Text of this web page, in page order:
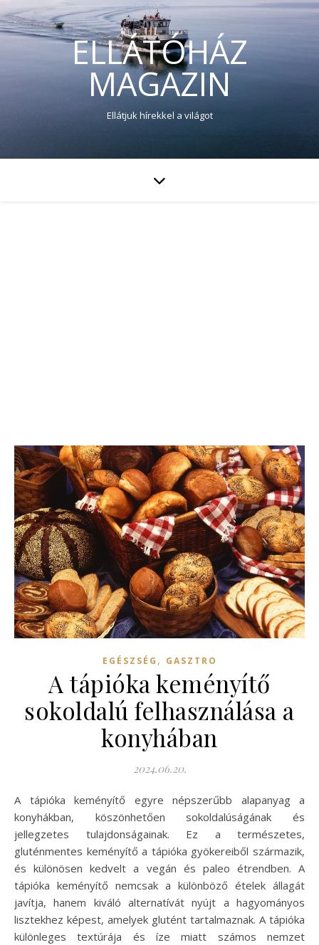
ELLÁTÓHÁZ
MAGAZIN
Ellátjuk hírekkel a világot
EGÉSZSÉG , GASZTRO
A tápióka keményítő
sokoldalú felhasználása a
konyhában
2024.06.20.
A tápióka keményítő egyre népszerűbb alapanyag a
konyhákban, köszönhetően sokoldalúságának és
jellegzetes tulajdonságainak. Ez a természetes,
gluténmentes keményítő a tápióka gyökereiből származik,
és különösen kedvelt a vegán és paleo étrendben. A
tápióka keményítő nemcsak a különböző ételek állagát
javítja, hanem kiváló alternatívát nyújt a hagyományos
lisztekhez képest, amelyek glutént tartalmaznak. A tápióka
különleges textúrája és íze miatt számos nemzet